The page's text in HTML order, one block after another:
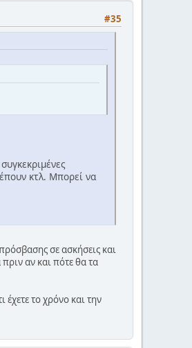
#35
κτλ. Μπορεί να
σε ασκήσεις και
αν και πότε θα τα
έχετε το χρόνο και την